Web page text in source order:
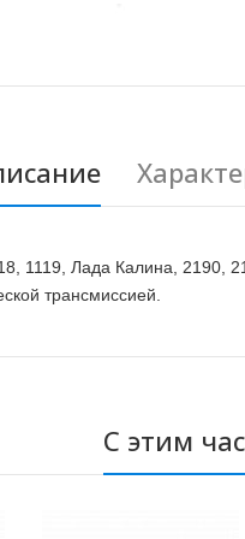
1119, Лада Калина,
трансмиссией.
С этим